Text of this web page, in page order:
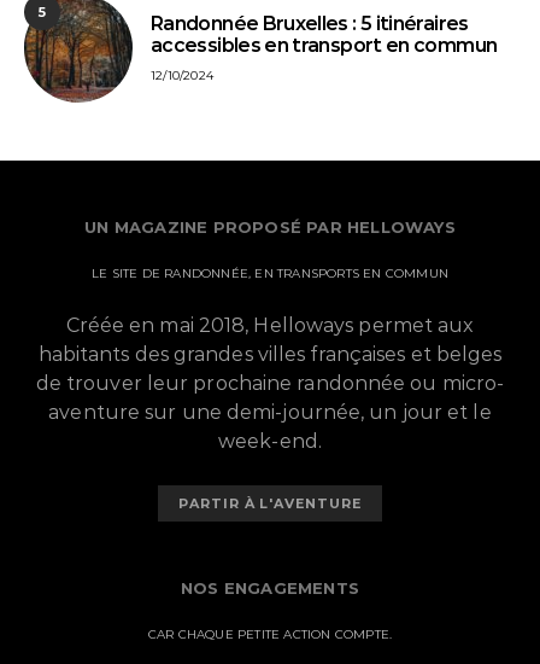
5
Randonnée Bruxelles : 5 itinéraires
accessibles en transport en commun
12/10/2024
UN MAGAZINE PROPOSÉ PAR HELLOWAYS
LE SITE DE RANDONNÉE, EN TRANSPORTS EN COMMUN
Créée en mai 2018, Helloways permet aux
habitants des grandes villes françaises et belges
de trouver leur prochaine randonnée ou micro-
aventure sur une demi-journée, un jour et le
week-end.
PARTIR À L'AVENTURE
NOS ENGAGEMENTS
CAR CHAQUE PETITE ACTION COMPTE.